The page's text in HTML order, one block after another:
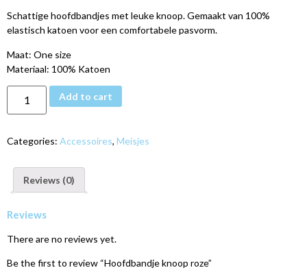
Schattige hoofdbandjes met leuke knoop. Gemaakt van 100%
elastisch katoen voor een comfortabele pasvorm.
Maat: One size
Materiaal: 100% Katoen
Add to cart
Categories: Accessoires, Meisjes
Reviews (0)
Reviews
There are no reviews yet.
Be the first to review “Hoofdbandje knoop roze”